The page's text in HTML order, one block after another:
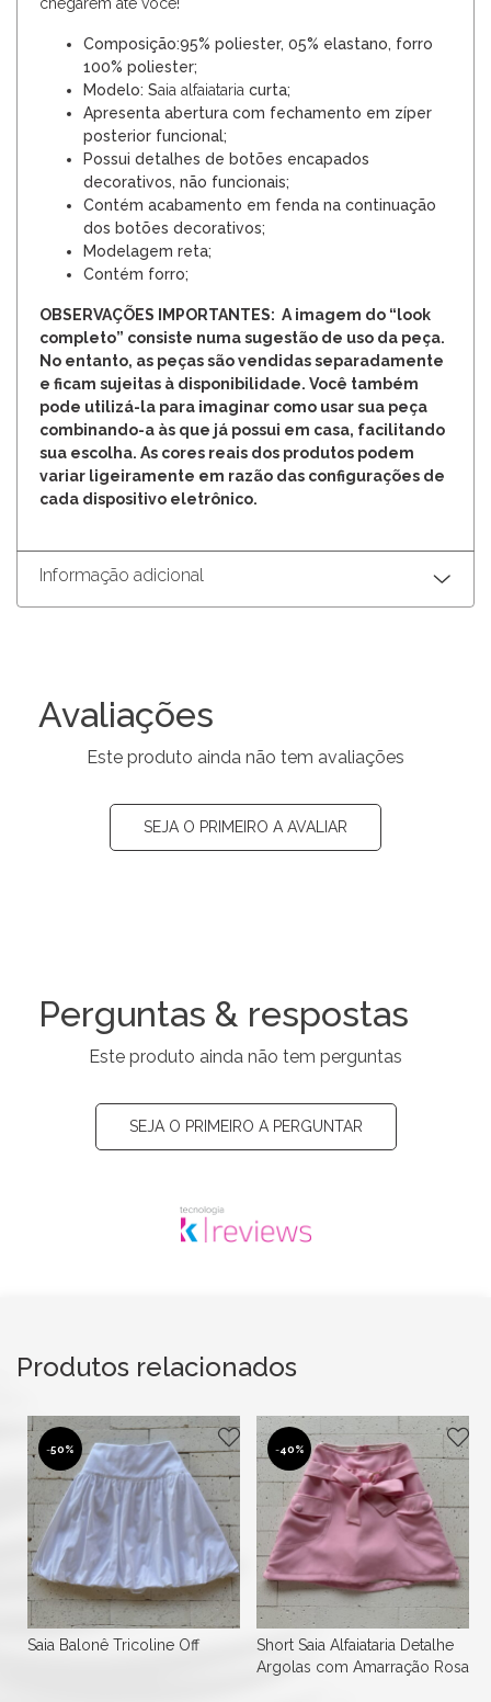
Composição:95% poliester, 05% elastano, forro
100% poliester;
Modelo: Saia alfaiataria curta;
Apresenta abertura com fechamento em zíper
posterior funcional;
Possui detalhes de botões encapados
decorativos, não funcionais;
Contém acabamento em fenda na continuação
dos botões decorativos;
Modelagem reta;
Contém forro;
OBSERVAÇÕES IMPORTANTES: A imagem do “look
completo” consiste numa sugestão de uso da peça.
No entanto, as peças são vendidas separadamente
e ficam sujeitas à disponibilidade. Você também
pode utilizá-la para imaginar como usar sua peça
combinando-a às que já possui em casa, facilitando
sua escolha. As cores reais dos produtos podem
variar ligeiramente em razão das configurações de
cada dispositivo eletrônico.
Informação adicional
Avaliações
Este produto ainda não tem avaliações
SEJA O PRIMEIRO A AVALIAR
Perguntas & respostas
Este produto ainda não tem perguntas
SEJA O PRIMEIRO A PERGUNTAR
Produtos relacionados
-40%
Short Saia Alfaiataria Detalhe
-50%
Short Saia Alfaiataria Liso Luxo
Magenta